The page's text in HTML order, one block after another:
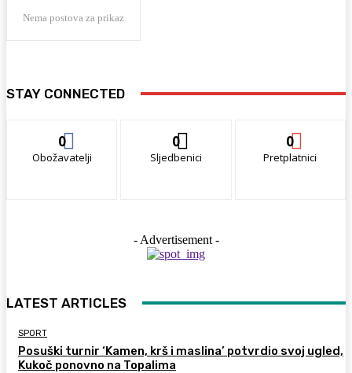
Nema postova za prikaz
STAY CONNECTED
0
Obožavatelji
0
Sljedbenici
0
Pretplatnici
- Advertisement -
LATEST ARTICLES
SPORT
Posuški turnir ‘Kamen, krš i maslina’ potvrdio svoj ugled,
Kukoč ponovno na Topalima